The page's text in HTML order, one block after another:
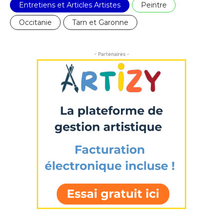
Entretiens et Articles Artistes
Peintre
Occitanie
Tarn et Garonne
- Partenaires -